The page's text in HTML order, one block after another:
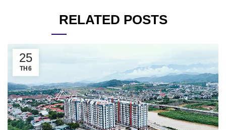
RELATED POSTS
25
TH6